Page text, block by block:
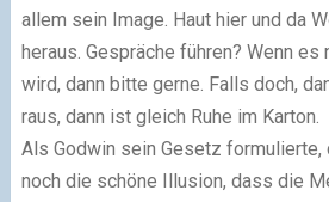
allem sein Image. Haut hier und da
heraus. Gespräche führen? Wenn
wird, dann bitte gerne. Falls doch,
raus, dann ist gleich Ruhe im Karton.
Als Godwin sein Gesetz formulierte,
noch die schöne Illusion, dass die